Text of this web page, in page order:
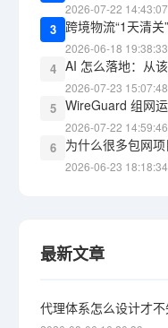
2026-07-22 14:43:07
3
2026-06-18 19:38:33
4
2026-07-23 15:07:48
5
2026-07-22 14:59:46
6
2026-06-23 18:18:34
最新文章